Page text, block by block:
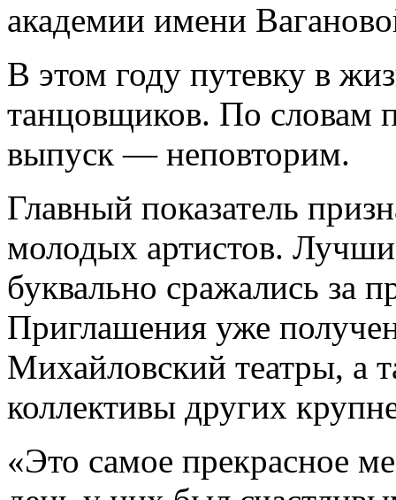
академии имени
В этом году путевку в
танцовщиков. По словам
выпуск — неповторим.
Главный показатель
молодых артистов.
буквально сражались за
Приглашения уже
Михайловский театры, а
коллективы других
«Это самое прекрасное